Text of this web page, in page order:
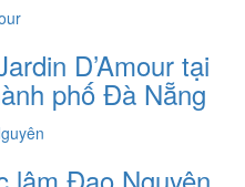
D’Amour tại
phố Đà Nẵng